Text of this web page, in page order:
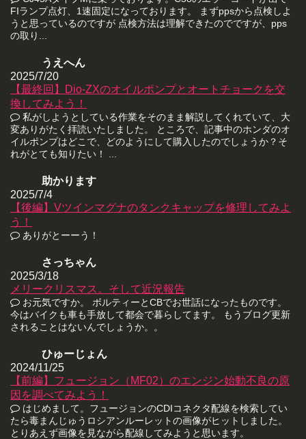
FIランプ点灯、1速固定になっております。 まずppsから点検しよ
うと思っているのですが 点検方法は理解できたのでですが、pps
の取り...
うえへん
2025/7/20
【最終回】Dio-ZXのオイルポンプとオートチョークを交
換してみよう！
私がしようとしている作業をそのまま解説してくれていて、大
変ありがたく拝読いたしました。 ところで、記事中のホンダのオ
イルポンプはどこで、どのようにして購入したのでしょうか？そ
れがとても知りたい！ ...
助かります
2025/7/4
【後編】Vツインマグナのタンクキャップを修理してみよ
う！
ありがとーーう！
さっちゃん
2025/3/18
メリークリスマス。そして近況報告
お元気ですか。 ボルティーとCBでお世話になったものです。
今はバイクも車も手放して都会で暮らしてます。 もうブログ更新
されることはないんでしょうか。。
ひゅーじょん
2024/11/25
【前編】フュージョン（MF02）のエンジン始動不良の原
因を調べてみよう！
はじめまして。フュージョンのCDIコネクタ配線を検索してい
たら毒まんじゅうロシアンルーレットの画像がヒットしました。
とりあえず画像を見ながら配線してみようと思います。